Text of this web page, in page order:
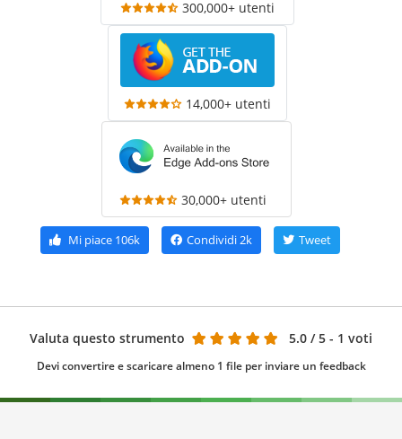
300,000+ utenti
14,000+ utenti
30,000+ utenti
Mi piace 106k Condividi2k Tweet
Valuta questo strumento 5.0 / 5 - 1 voti
Devi convertire e scaricare almeno 1 file per inviare un feedback